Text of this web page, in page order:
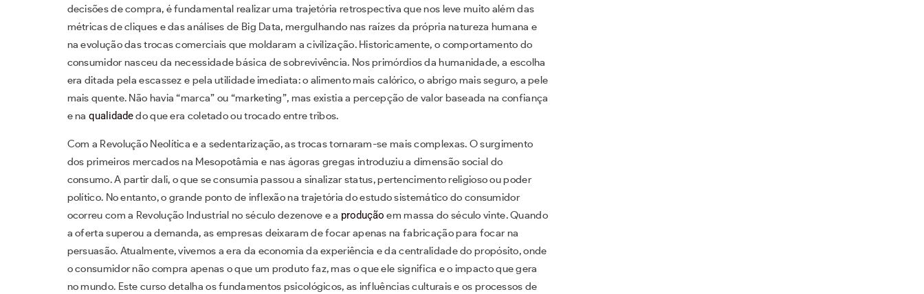
decisões de compra, é fundamental realizar uma trajetória retrospectiva que nos leve muito além das
métricas de cliques e das análises de Big Data, mergulhando nas raízes da própria natureza humana e
na evolução das trocas comerciais que moldaram a civilização. Historicamente, o comportamento do
consumidor nasceu da necessidade básica de sobrevivência. Nos primórdios da humanidade, a escolha
era ditada pela escassez e pela utilidade imediata: o alimento mais calórico, o abrigo mais seguro, a pele
mais quente. Não havia “marca” ou “marketing”, mas existia a percepção de valor baseada na confiança
e naqualidadedo que era coletado ou trocado entre tribos.
Com a Revolução Neolítica e a sedentarização, as trocas tornaram-se mais complexas. O surgimento
dos primeiros mercados na Mesopotâmia e nas ágoras gregas introduziu a dimensão social do
consumo. A partir dali, o que se consumia passou a sinalizar status, pertencimento religioso ou poder
político. No entanto, o grande ponto de inflexão na trajetória do estudo sistemático do consumidor
ocorreu com a Revolução Industrial no século dezenove e a produção em massa do século vinte. Quando
a oferta superou a demanda, as empresas deixaram de focar apenas na fabricação para focar na
persuasão. Atualmente, vivemos a era da economia da experiência e da centralidade do propósito, onde
o consumidor não compra apenas o que um produto faz, mas o que ele significa e o impacto que gera
no mundo. Este curso detalha os fundamentos psicológicos, as influências culturais e os processos de